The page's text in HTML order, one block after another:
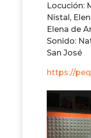
Locución:
Nistal,
Elena de
Sonido:
San José
https://